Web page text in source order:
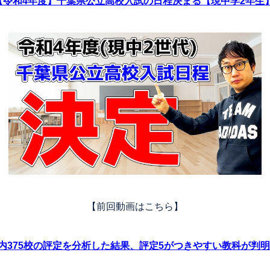
【前回動画はこちら】
375校の評定を分析した結果、評定5がつきやすい教科が判明